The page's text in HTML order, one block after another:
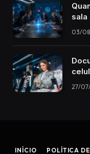
sala
03/
27/
INÍCIO POLÍTICA